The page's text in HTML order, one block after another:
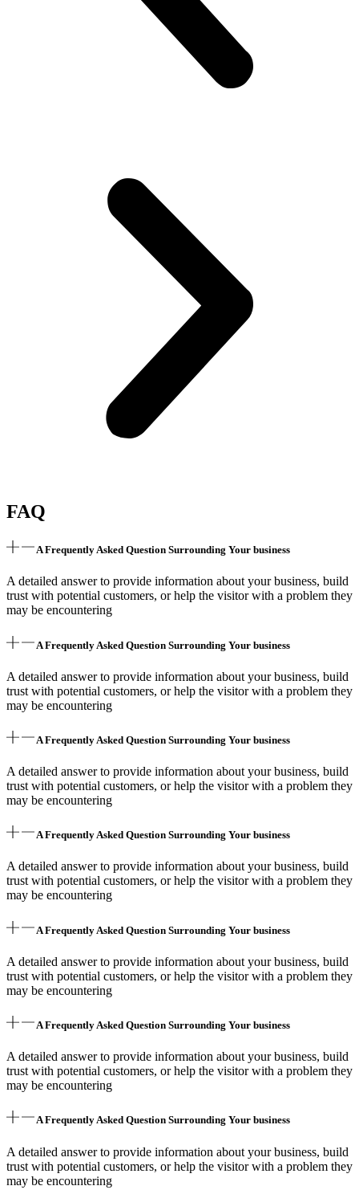
FAQ
A Frequently Asked Question Surrounding Your business
A detailed answer to provide information about your business, build
trust with potential customers, or help the visitor with a problem they
may be encountering
A Frequently Asked Question Surrounding Your business
A detailed answer to provide information about your business, build
trust with potential customers, or help the visitor with a problem they
may be encountering
A Frequently Asked Question Surrounding Your business
A detailed answer to provide information about your business, build
trust with potential customers, or help the visitor with a problem they
may be encountering
A Frequently Asked Question Surrounding Your business
A detailed answer to provide information about your business, build
trust with potential customers, or help the visitor with a problem they
may be encountering
A Frequently Asked Question Surrounding Your business
A detailed answer to provide information about your business, build
trust with potential customers, or help the visitor with a problem they
may be encountering
A Frequently Asked Question Surrounding Your business
A detailed answer to provide information about your business, build
trust with potential customers, or help the visitor with a problem they
may be encountering
A Frequently Asked Question Surrounding Your business
A detailed answer to provide information about your business, build
trust with potential customers, or help the visitor with a problem they
may be encountering